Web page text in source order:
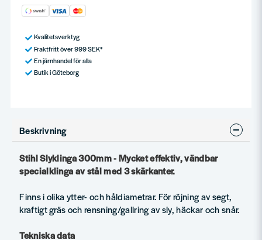
Kvalitetsverktyg
Fraktfritt över 999 SEK*
En järnhandel för alla
Butik i Göteborg
Beskrivning
Stihl Slyklinga 300mm - Mycket effektiv, vändbar
specialklinga av stål med 3 skärkanter.
Finns i olika ytter- och håldiametrar. För röjning av segt,
kraftigt gräs och rensning/gallring av sly, häckar och snår.
Tekniska data